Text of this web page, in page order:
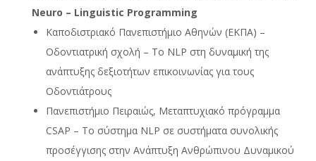
Neuro – Linguistic Programming
Καποδιστριακό Πανεπιστήμιο Αθηνών (EKΠA) –
Οδοντιατρική σχολή – Το NLP στη δυναμική της
ανάπτυξης δεξιοτήτων επικοινωνίας για τους
Οδοντιάτρους
Πανεπιστήμιο Πειραιώς, Μεταπτυχιακό πρόγραμμα
CSAP – Το σύστημα NLP σε συστήματα συνολικής
προσέγγισης στην Ανάπτυξη Ανθρώπινου Δυναμικού